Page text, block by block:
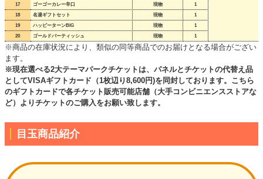
17
ゴーゴーカレー辛口 現物
1
18
名湯ギフトセット 現物
1
19
ハッピーターンBIG 現物
1
20
ゴールドバーティッシュ 現物 1
※商品の在庫状況により、類似の同等商品でのお届けとなる場合がござい
ます。
※現在選べる2大テーマパークチケットは、パネルとチケットの代替え品
としてVISAギフトカード（1枚辺り8,600円)を同封しております。こちら
のギフトカードで各チケット販売可能店舗（大手コンビニエンスストアな
ど）よりチケットのご購入をお願い致します。
目玉商品紹介